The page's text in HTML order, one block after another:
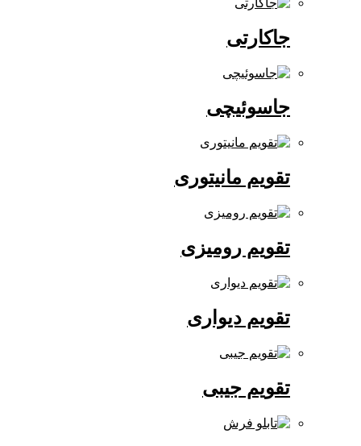
جاسوئیچی
تقویم مانیتوری
تقویم رومیزی
تقویم دیواری
تقویم جیبی